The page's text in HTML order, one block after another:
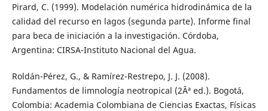
Pirard, C. (1999). Modelación numérica hidrodinámica de la
calidad del recurso en lagos (segunda parte). Informe final
para beca de iniciación a la investigación. Córdoba,
Argentina: CIRSA-Instituto Nacional del Agua.
Roldán-Pérez, G., & Ramírez-Restrepo, J. J. (2008).
Fundamentos de limnología neotropical (2Âª ed.). Bogotá,
Colombia: Academia Colombiana de Ciencias Exactas, Físicas